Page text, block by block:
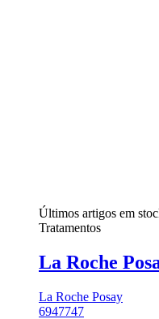
Últimos artigos em
Tratamentos
La Roche
La Roche Posay
6947747